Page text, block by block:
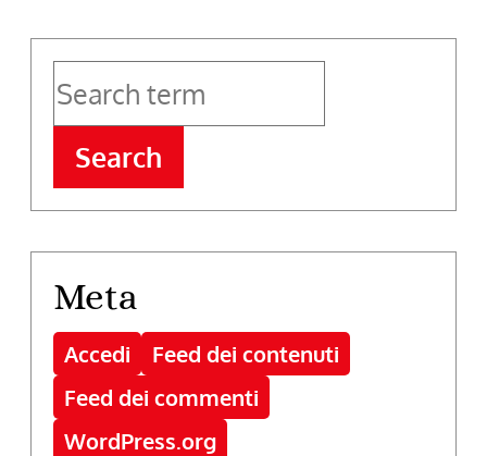
Search
Meta
Accedi
Feed dei contenuti
Feed dei commenti
WordPress.org